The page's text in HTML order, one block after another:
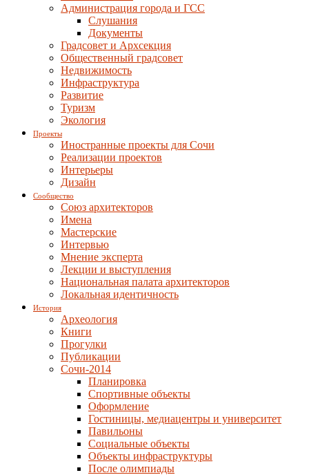
Администрация города и ГСС
Слушания
Документы
Градсовет и Архсекция
Общественный градсовет
Недвижимость
Инфраструктура
Развитие
Туризм
Экология
Проекты
Иностранные проекты для Сочи
Реализации проектов
Интерьеры
Дизайн
Сообщество
Союз архитекторов
Имена
Мастерские
Интервью
Мнение эксперта
Лекции и выступления
Национальная палата архитекторов
Локальная идентичность
История
Археология
Книги
Прогулки
Публикации
Сочи-2014
Планировка
Спортивные объекты
Оформление
Гостиницы, медиацентры и университет
Павильоны
Социальные объекты
Объекты инфраструктуры
После олимпиады